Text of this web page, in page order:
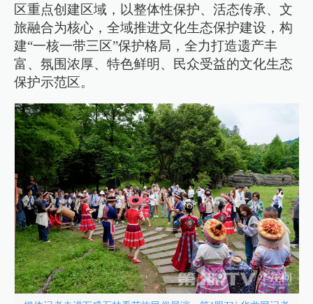
区重点创建区域，以整体性保护、活态传承、文
旅融合为核心，全域推进文化生态保护建设，构
建“一核一带三区”保护格局，全力打造遗产丰
富、氛围浓厚、特色鲜明、民众受益的文化生态
保护示范区。